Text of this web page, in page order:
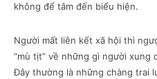
không để tâm đến biểu hiện.
Người mất liên kết xã hội thì
“mù tịt” về những gì người xung
Đây thường là những chàng trai